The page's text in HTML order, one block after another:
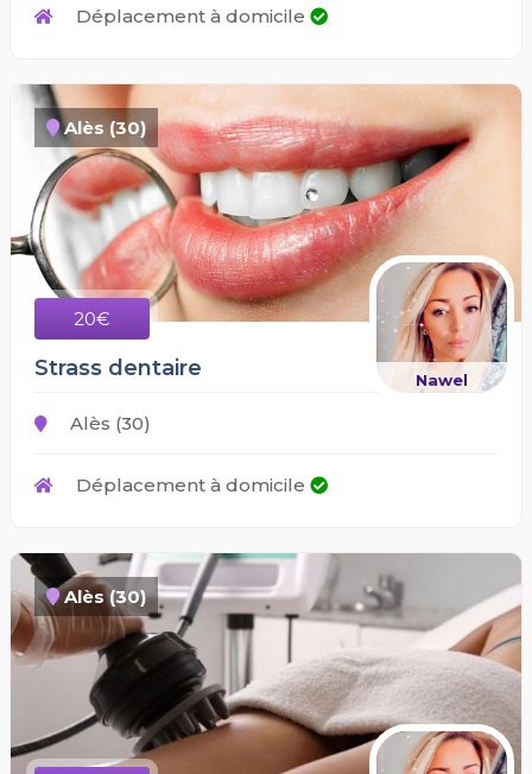
Déplacement à domicile
Alès (30)
20€
Nawel
Strass dentaire
Alès (30)
Déplacement à domicile
Alès (30)